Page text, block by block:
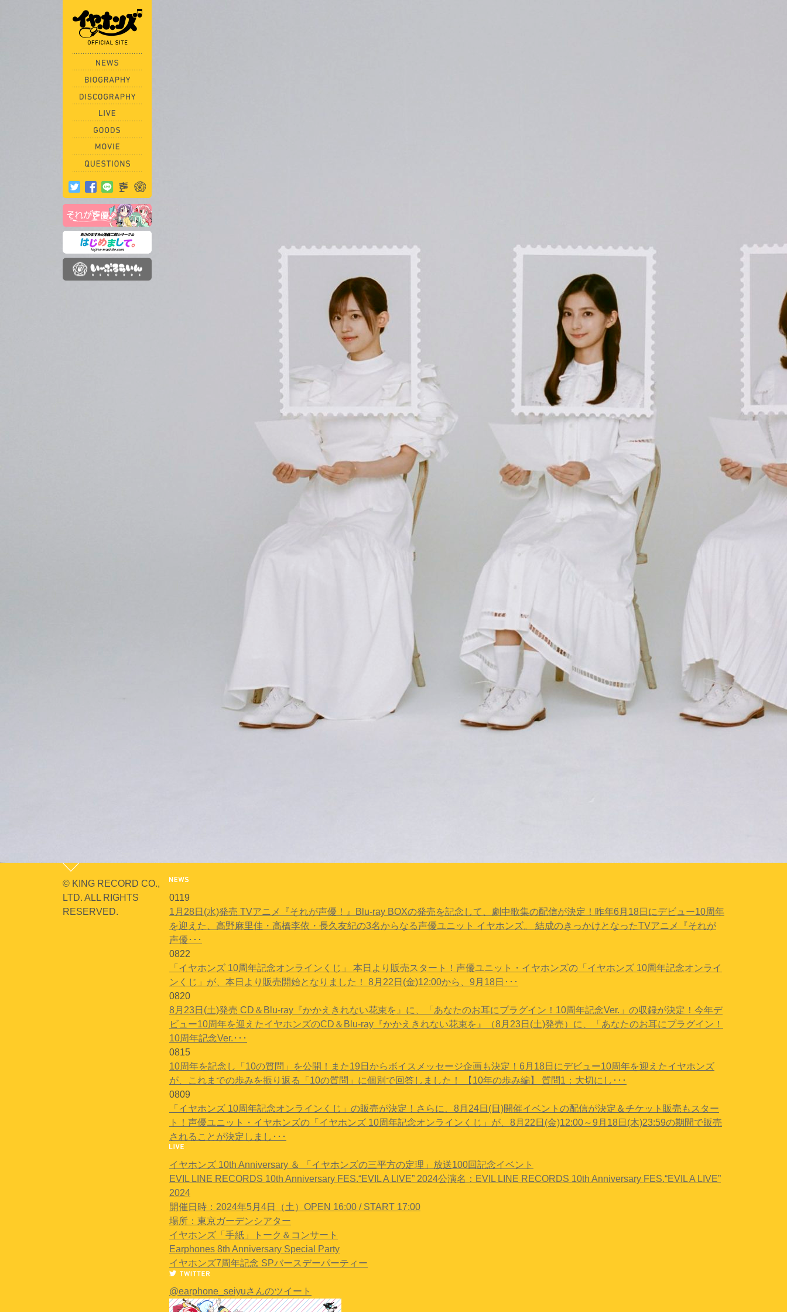
0119
1月28日(水)発売 TVアニメ『それが声優！』Blu-ray BOXの発売を記念して、劇中歌集の配信が決定！ 昨年6月18日にデビュー10周年
を迎えた、高野麻里佳・高橋李依・長久友紀の3名からなる声優ユニット イヤホンズ。 結成のきっかけとなったTVアニメ『それが
声優･･･
0822
「イヤホンズ 10周年記念オンラインくじ」 本日より販売スタート！ 声優ユニット・イヤホンズの「イヤホンズ 10周年記念オンライ
ンくじ」が、本日より販売開始となりました！ 8月22日(金)12:00から、9月18日･･･
0820
8月23日(土)発売 CD＆Blu-ray『かかえきれない花束を』に、「あなたのお耳にプラグイン！10周年記念Ver.」の収録が決定！ 今年デ
ビュー10周年を迎えたイヤホンズのCD＆Blu-ray『かかえきれない花束を』（8月23日(土)発売）に、「あなたのお耳にプラグイン！
10周年記念Ver.･･･
0815
10周年を記念し「10の質問」を公開！また19日からボイスメッセージ企画も決定！ 6月18日にデビュー10周年を迎えたイヤホンズ
が、これまでの歩みを振り返る「10の質問」に個別で回答しました！ 【10年の歩み編】 質問1：大切にし･･･
0809
「イヤホンズ 10周年記念オンラインくじ」の販売が決定！さらに、8月24日(日)開催イベントの配信が決定＆チケット販売もスター
ト！ 声優ユニット・イヤホンズの「イヤホンズ 10周年記念オンラインくじ」が、8月22日(金)12:00～9月18日(木)23:59の期間で販売
されることが決定しまし･･･
イヤホンズ 10th Anniversary ＆ 「イヤホンズの三平方の定理」放送100回記念イベント
EVIL LINE RECORDS 10th Anniversary FES.“EVIL A LIVE” 2024公演名：EVIL LINE RECORDS 10th Anniversary FES.“EVIL A LIVE”
2024
開催日時：2024年5月4日（土）OPEN 16:00 / START 17:00
場所：東京ガーデンシアター
イヤホンズ「手紙」トーク＆コンサート
Earphones 8th Anniversary Special Party
イヤホンズ7周年記念 SPバースデーパーティー
@earphone_seiyuさんのツイート
© KING RECORD CO.,
LTD. ALL RIGHTS
RESERVED.